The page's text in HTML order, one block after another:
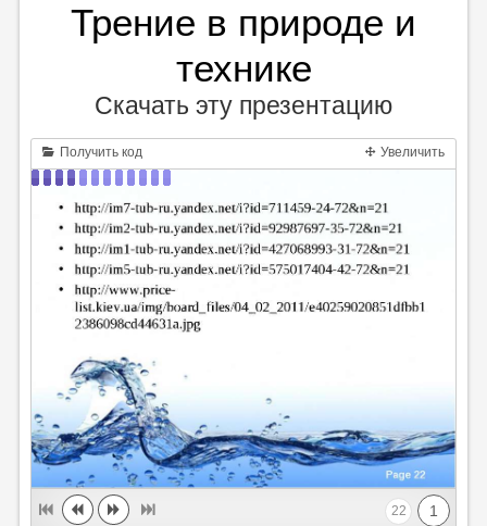
Трение в природе и
технике
Скачать эту презентацию
Получить код Увеличить
1
22